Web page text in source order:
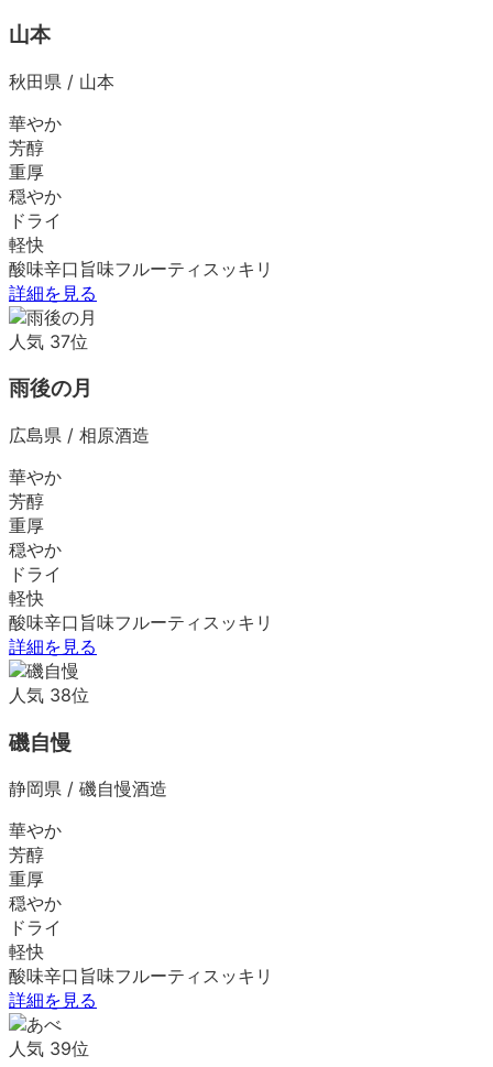
山本
秋田県 / 山本
華やか
芳醇
重厚
穏やか
ドライ
軽快
酸味辛口 旨味フルーティ スッキリ
詳細を見る
人気 37位
雨後の月
広島県 / 相原酒造
華やか
芳醇
重厚
穏やか
ドライ
軽快
酸味辛口 旨味フルーティ スッキリ
詳細を見る
人気 38位
磯自慢
静岡県 / 磯自慢酒造
華やか
芳醇
重厚
穏やか
ドライ
軽快
酸味辛口 旨味フルーティ スッキリ
詳細を見る
人気 39位